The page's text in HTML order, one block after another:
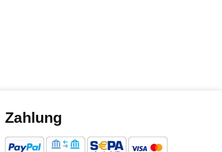
Zahlung